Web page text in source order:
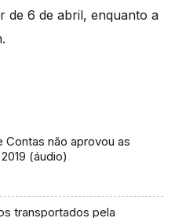
de 6 de abril, enquanto a
Contas não aprovou as
(áudio)
transportados pela